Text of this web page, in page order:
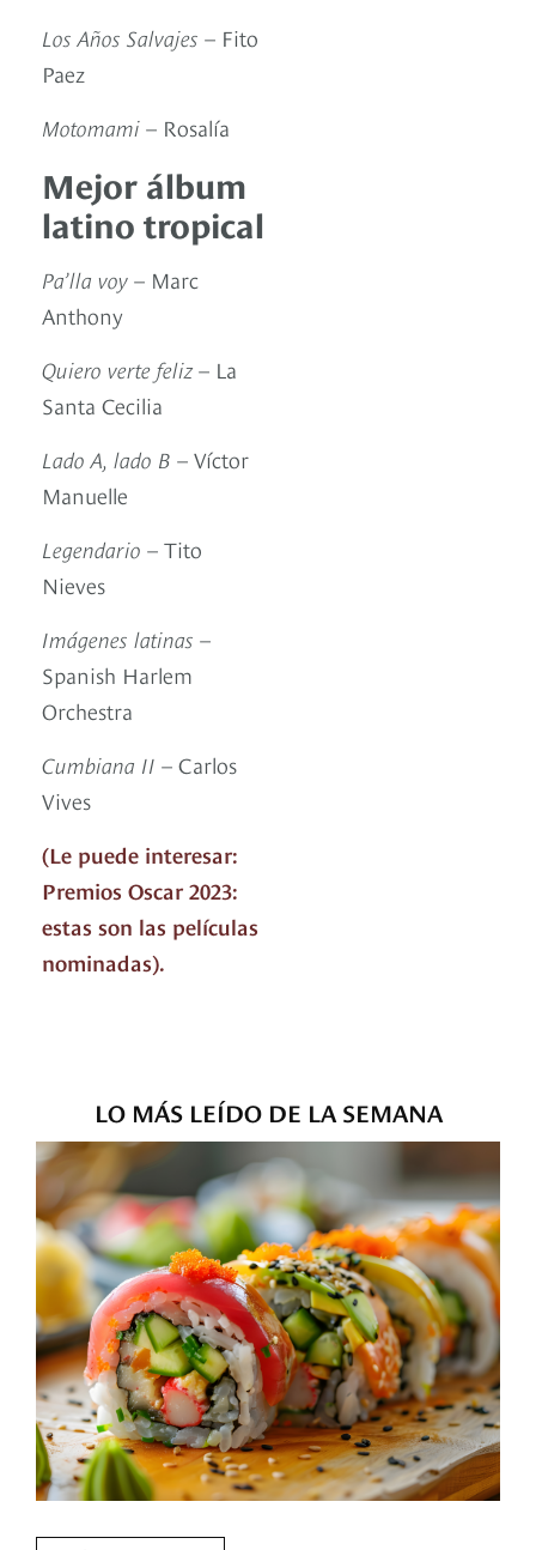
Los Años Salvajes – Fito
Paez
Motomami – Rosalía
Mejor álbum
latino tropical
Pa’lla voy – Marc
Anthony
Quiero verte feliz – La
Santa Cecilia
Lado A, lado B – Víctor
Manuelle
Legendario – Tito
Nieves
Imágenes latinas –
Spanish Harlem
Orchestra
Cumbiana II – Carlos
Vives
(Le puede interesar:
Premios Oscar 2023:
estas son las películas
nominadas).
LO MÁS LEÍDO DE LA SEMANA